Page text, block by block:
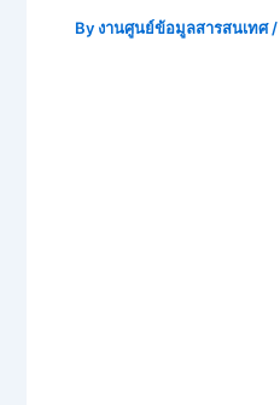
By งานศูนย์ข้อมูลสารสนเทศ/